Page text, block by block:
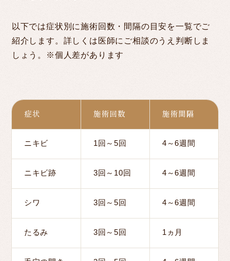
以下では症状別に施術回数・間隔の目安を一覧でご
紹介します。詳しくは医師にご相談のうえ判断しま
しょう。※個人差があります
症状 施術回数 施術間隔
ニキビ 1回～5回 4～6週間
ニキビ跡 3回～10回 4～6週間
シワ 3回～5回 4～6週間
たるみ 3回～5回 1ヵ月